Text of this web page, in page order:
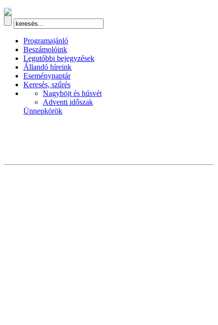
Programajánló
Beszámolóink
Legutóbbi bejegyzések
Állandó híreink
Eseménynaptár
Keresés, szűrés
Nagyböjt és húsvét
Adventi időszak
Ünnepkörök